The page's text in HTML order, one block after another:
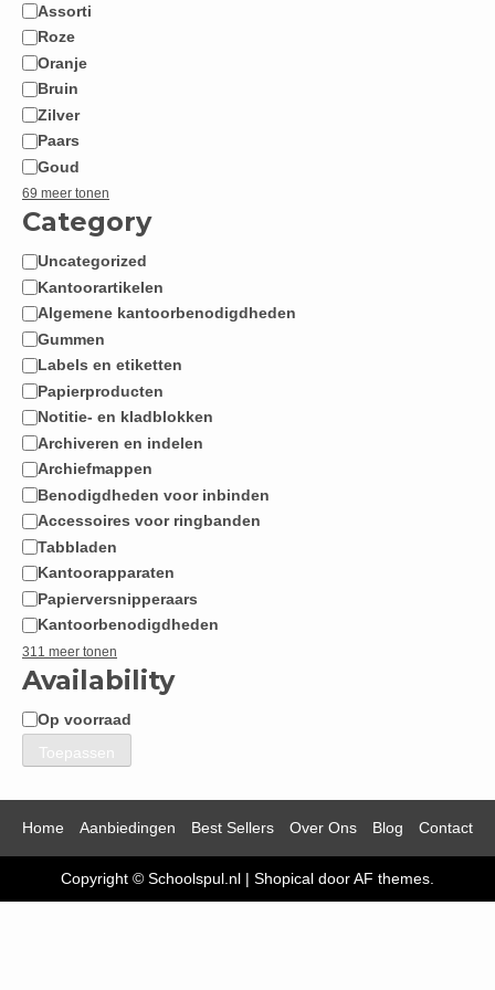
Assorti
Roze
Oranje
Bruin
Zilver
Paars
Goud
69 meer tonen
Category
Categorie
Uncategorized
Kantoorartikelen
Algemene kantoorbenodigdheden
Gummen
Labels en etiketten
Papierproducten
Notitie- en kladblokken
Archiveren en indelen
Archiefmappen
Benodigdheden voor inbinden
Accessoires voor ringbanden
Tabbladen
Kantoorapparaten
Papierversnipperaars
Kantoorbenodigdheden
311 meer tonen
Availability
Beschikbaarheid
Op voorraad
Toepassen
Home Aanbiedingen Best Sellers Over Ons Blog Contact
Copyright © Schoolspul.nl | Shopical door AF themes.